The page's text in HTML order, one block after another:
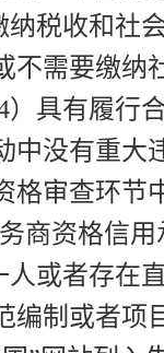
纳税收和社
不需要缴纳
具有履行
中没有重大
格审查环
商资格信
或者存在
编制或者项